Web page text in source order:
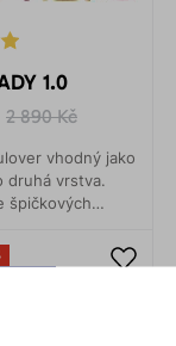
1.0
2 890 Kč
vhodný jako
druhá vrstva.
špičkových
Grid Fleece,
tepelný a